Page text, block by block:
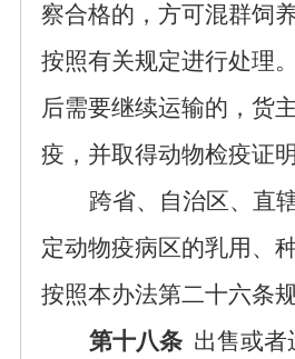
察合格的，方可混群饲
按照有关规定进行处理
后需要继续运输的，货
疫，并取得动物检疫证明
跨省、自治区、直
定动物疫病区的乳用、
按照本办法第二十六条规
第十八条 出售或者